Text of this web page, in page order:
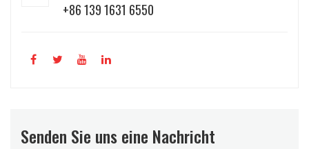
+86 139 1631 6550
Senden Sie uns eine Nachricht